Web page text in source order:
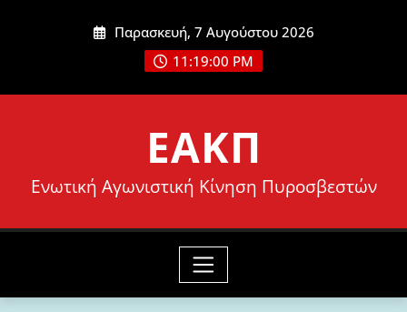
Παρασκευή, 7 Αυγούστου 2026
11:19:01 PM
ΕΑΚΠ
Ενωτική Αγωνιστική Κίνηση Πυροσβεστών